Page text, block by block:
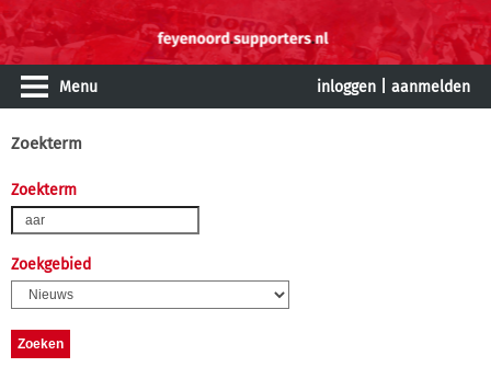
Menu inloggen aanmelden
Zoekterm
Zoekterm
Zoekgebied